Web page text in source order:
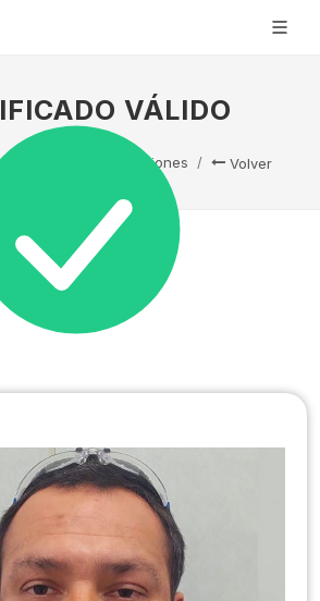
VÁLIDO
Capacitaciones Volver